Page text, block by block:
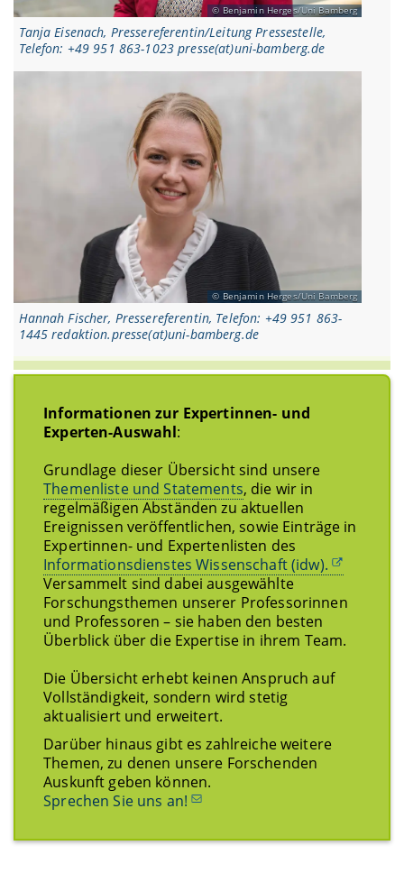
Informationen zur Expertinnen- und
Experten-Auswahl:
Grundlage dieser Übersicht sind unsere
Themenliste und Statements, die wir in
regelmäßigen Abständen zu aktuellen
Ereignissen veröffentlichen, sowie Einträge in
Expertinnen- und Expertenlisten des
Informationsdienstes Wissenschaft (idw).
Versammelt sind dabei ausgewählte
Forschungsthemen unserer Professorinnen
und Professoren – sie haben den besten
Überblick über die Expertise in ihrem Team.
Die Übersicht erhebt keinen Anspruch auf
Vollständigkeit, sondern wird stetig
aktualisiert und erweitert.
Darüber hinaus gibt es zahlreiche weitere
Themen, zu denen unsere Forschenden
Auskunft geben können.
Sprechen Sie uns an!
Benjamin Herges/Uni Bamberg
Tanja Eisenach, Pressereferentin/Leitung Pressestelle,
Telefon: +49 951 863-1023 presse(at)uni-bamberg.de
Benjamin Herges/Uni Bamberg
Hannah Fischer, Pressereferentin, Telefon: +49 951 863-
1445 redaktion.presse(at)uni-bamberg.de